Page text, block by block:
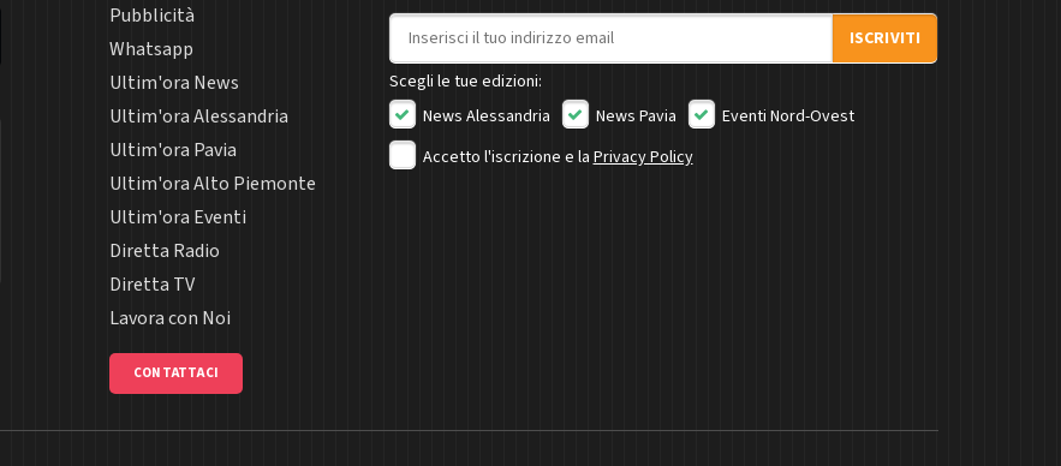
Pubblicità
Whatsapp
Ultim'ora News
Ultim'ora Alessandria
Ultim'ora Pavia
Ultim'ora Alto Piemonte
Ultim'ora Eventi
Diretta Radio
Diretta TV
Lavora con Noi
CONTATTACI
Indirizzo email
ISCRIVITI
Scegli le tue edizioni:
News Alessandria
News Pavia
Eventi Nord-Ovest
Accetto l'iscrizione e la Privacy Policy